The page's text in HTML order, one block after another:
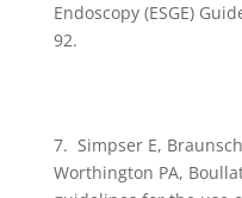
Endoscopy (ESGE)
92.
7. Simpser E,
Worthington PA,